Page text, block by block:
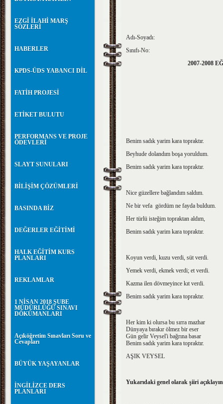
EZGİ İLAHİ MARŞ
SÖZLERİ
HABERLER
KPDS-ÜDS YABANCI DİL
FATİH PROJESİ
ETİKET BULUTU
PERFORMANS VE PROJE
ÖDEVLERİ
SLAYT SUNULARI
BİLİŞİM ÇÖZÜMLERİ
BASINDA BİZ
DEĞERLER EĞİTİMİ
HALK EĞİTİM KURS
PLANLARI
REKLAMLAR
1 NİSAN 2018 ŞUBE
MÜDÜRLÜĞÜ SINAVI
DÖKÜMANLARI
Açıköğretim Sınavları Soru ve
Cevapları
BÜYÜK YAŞAYANLAR
İNGİLİZCE DERS
PLANLARI
Adı-
Sınıfı-No:
2007-2008
Benim sadık yarim kara topraktır.
Beyhude dolandım boşa yoruldum.
Benim sadık yarim kara topraktır.
Nice güzellere bağlandım saldım.
Ne bir vefa gördüm ne fayda buldum.
Her türlü isteğim topraktan aldım,
Benim sadık yarim kara topraktır.
Koyun verdi, kuzu verdi, süt verdi.
Yemek verdi, ekmek verdi; et verdi.
Kazma ilen dövmeyince kıt verdi.
Benim sadık yarim kara topraktır.
Her kim ki olursa bu sırra mazhar
Dünyaya bırakır ölmez bir eser
Gün gelir Veysel'i bağrına basar
Benim sadık yarim kara topraktır.
AŞIK VEYSEL
Yukarıdaki genel olarak şiiri